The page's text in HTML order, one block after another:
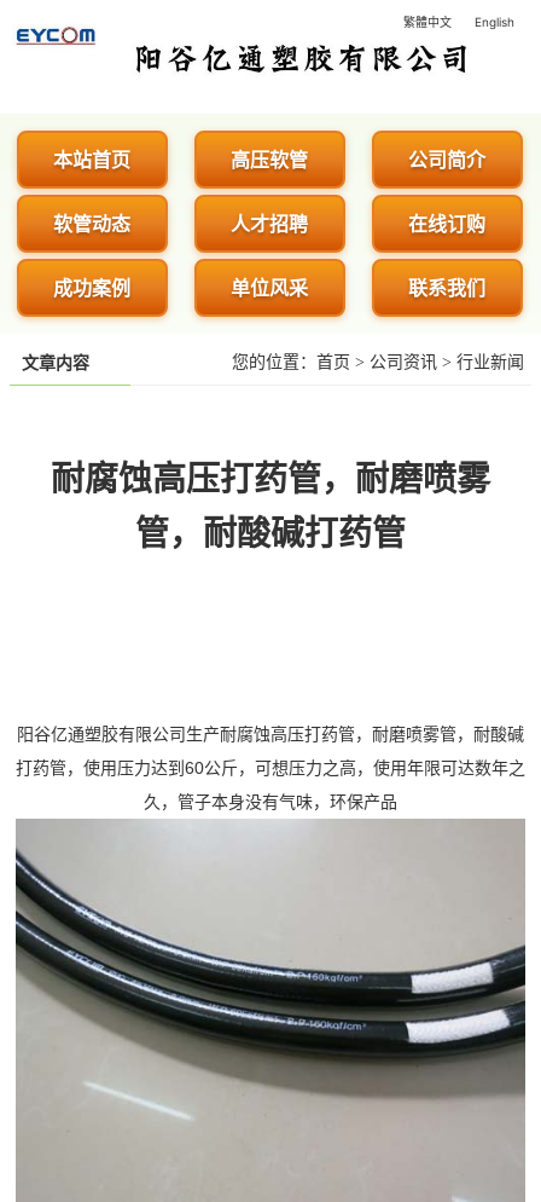
阳谷亿通塑胶有限公司 - 专业生产
繁體中文 English
本站首页 高压软管 公司简介
软管动态 人才招聘 在线订购
成功案例 单位风采 联系我们
文章内容 您的位置： 首页 > 公司资讯 > 行业新闻
耐腐蚀高压打药管，耐磨喷雾
管，耐酸碱打药管
阳谷亿通塑胶有限公司生产耐腐蚀高压打药管，耐磨喷雾管，耐酸碱
打药管，使用压力达到60公斤，可想压力之高，使用年限可达数年之
久，管子本身没有气味，环保产品